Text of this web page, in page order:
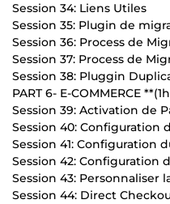
Session 34: Liens Utiles
Session 35: Plugin de
Session 36: Process de
Session 37: Process de
Session 38: Pluggin
PART 6- E-COMMERCE
Session 39: Activation de
Session 40: Configuration
Session 41: Configuration
Session 42: Configuration
Session 43: Personnaliser
Session 44: Direct